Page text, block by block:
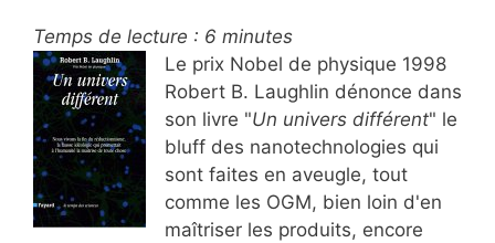
Temps de lecture : 6 minutes
Le prix Nobel de physique 1998
Robert B. Laughlin dénonce dans
son livre "Un univers différent" le
bluff des nanotechnologies qui
sont faites en aveugle, tout
comme les OGM, bien loin d'en
maîtriser les produits, encore